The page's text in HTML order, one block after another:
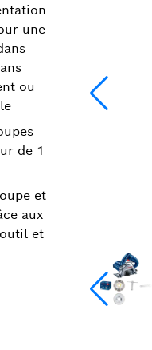
une
ou
de 1
et
aux
et